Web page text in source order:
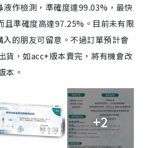
液作檢測，準確度達99.03%，最快
且準確度高達97.25%。目前未有限
的朋友可留意。不過訂單預計會
貨，如acc+版本賣完，將有機會改
本。
+2